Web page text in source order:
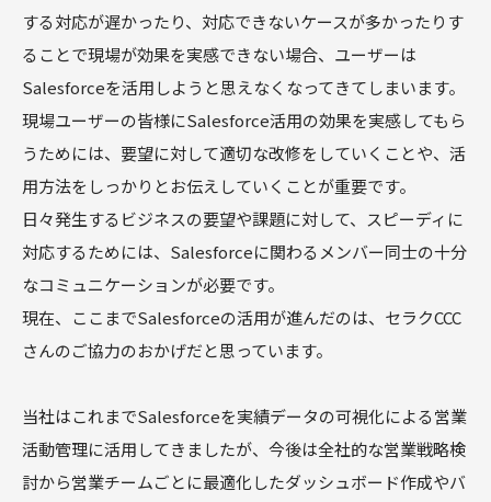
する対応が遅かったり、対応できないケースが多かったりす
ることで現場が効果を実感できない場合、ユーザーは
Salesforceを活用しようと思えなくなってきてしまいます。
現場ユーザーの皆様にSalesforce活用の効果を実感してもら
うためには、要望に対して適切な改修をしていくことや、活
用方法をしっかりとお伝えしていくことが重要です。
日々発生するビジネスの要望や課題に対して、スピーディに
対応するためには、Salesforceに関わるメンバー同士の十分
なコミュニケーションが必要です。
現在、ここまでSalesforceの活用が進んだのは、セラクCCC
さんのご協力のおかげだと思っています。
当社はこれまでSalesforceを実績データの可視化による営業
活動管理に活用してきましたが、今後は全社的な営業戦略検
討から営業チームごとに最適化したダッシュボード作成やバ